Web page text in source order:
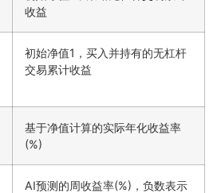
收益
初始净值1，买入并持有的无杠杆
交易累计收益
基于净值计算的实际年化收益率
(%)
AI预测的周收益率(%)，负数表示